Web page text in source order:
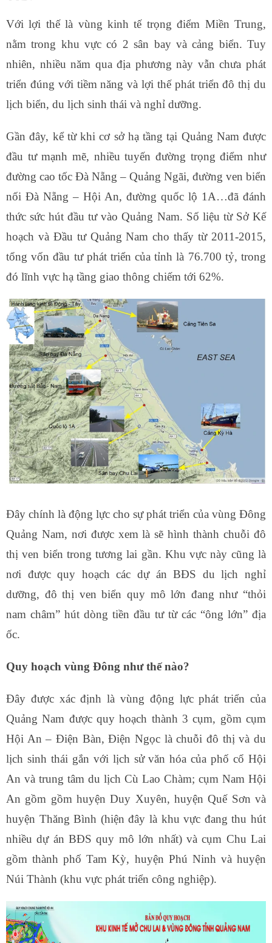
Với lợi thế là vùng kinh tế trọng điểm Miền Trung,
nằm trong khu vực có 2 sân bay và cảng biển. Tuy
nhiên, nhiều năm qua địa phương này vẫn chưa phát
triển đúng với tiềm năng và lợi thế phát triển đô thị du
lịch biển, du lịch sinh thái và nghỉ dưỡng.
Gần đây, kể từ khi cơ sở hạ tầng tại Quảng Nam được
đầu tư mạnh mẽ, nhiều tuyến đường trọng điểm như
đường cao tốc Đà Nẵng – Quảng Ngãi, đường ven biển
nối Đà Nẵng – Hội An, đường quốc lộ 1A…đã đánh
thức sức hút đầu tư vào Quảng Nam. Số liệu từ Sở Kế
hoạch và Đầu tư Quảng Nam cho thấy từ 2011-2015,
tổng vốn đầu tư phát triển của tỉnh là 76.700 tỷ, trong
đó lĩnh vực hạ tầng giao thông chiếm tới 62%.
Đây chính là động lực cho sự phát triển của vùng Đông
Quảng Nam, nơi được xem là sẽ hình thành chuỗi đô
thị ven biển trong tương lai gần. Khu vực này cũng là
nơi được quy hoạch các dự án BĐS du lịch nghỉ
dưỡng, đô thị ven biển quy mô lớn đang như “thỏi
nam châm” hút dòng tiền đầu tư từ các “ông lớn” địa
ốc.
Quy hoạch vùng Đông như thế nào?
Đây được xác định là vùng động lực phát triển của
Quảng Nam được quy hoạch thành 3 cụm, gồm cụm
Hội An – Điện Bàn, Điện Ngọc là chuỗi đô thị và du
lịch sinh thái gắn với lịch sử văn hóa của phố cổ Hội
An và trung tâm du lịch Cù Lao Chàm; cụm Nam Hội
An gồm gồm huyện Duy Xuyên, huyện Quế Sơn và
huyện Thăng Bình (hiện đây là khu vực đang thu hút
nhiều dự án BĐS quy mô lớn nhất) và cụm Chu Lai
gồm thành phố Tam Kỳ, huyện Phú Ninh và huyện
Núi Thành (khu vực phát triển công nghiệp).